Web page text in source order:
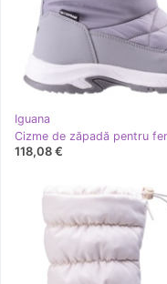
Iguana
118,08 €